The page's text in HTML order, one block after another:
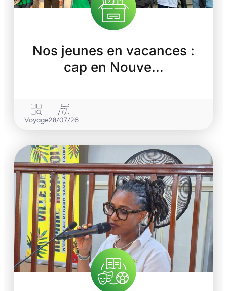
Nos jeunes en vacances :
cap en Nouve…
Voyage28/07/26